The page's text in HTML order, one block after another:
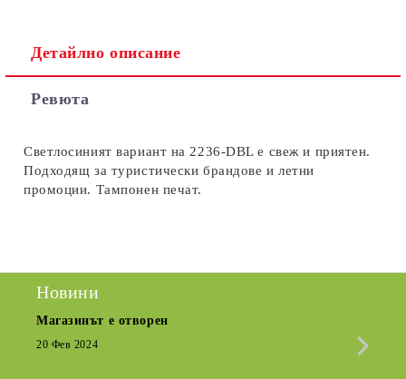
Детайлно описание
Ревюта
Светлосиният вариант на 2236-DBL е свеж и приятен.
Подходящ за туристически брандове и летни
промоции. Тампонен печат.
Новини
Магазинът е отворен
20 Фев 2024